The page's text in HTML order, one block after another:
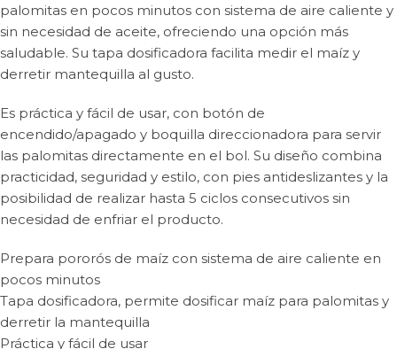
palomitas en pocos minutos con sistema de aire caliente y
sin necesidad de aceite, ofreciendo una opción más
saludable. Su tapa dosificadora facilita medir el maíz y
derretir mantequilla al gusto.
Es práctica y fácil de usar, con botón de
encendido/apagado y boquilla direccionadora para servir
las palomitas directamente en el bol. Su diseño combina
practicidad, seguridad y estilo, con pies antideslizantes y la
posibilidad de realizar hasta 5 ciclos consecutivos sin
necesidad de enfriar el producto.
Prepara pororós de maíz con sistema de aire caliente en
pocos minutos
Tapa dosificadora, permite dosificar maíz para palomitas y
derretir la mantequilla
Práctica y fácil de usar